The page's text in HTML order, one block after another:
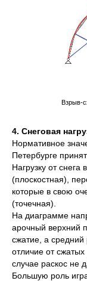
Взрыв-
4. Снеговая
Нормативное
Петербурге
Нагрузку от
(плоскостная),
которые в свою
(точечная).
На диаграмме
арочный верхний
сжатие, а
отличие от
случае раскос не
Большую роль